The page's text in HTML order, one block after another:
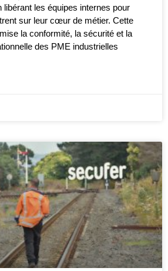
libérant les équipes internes pour
sur leur cœur de métier. Cette
la conformité, la sécurité et la
des PME industrielles